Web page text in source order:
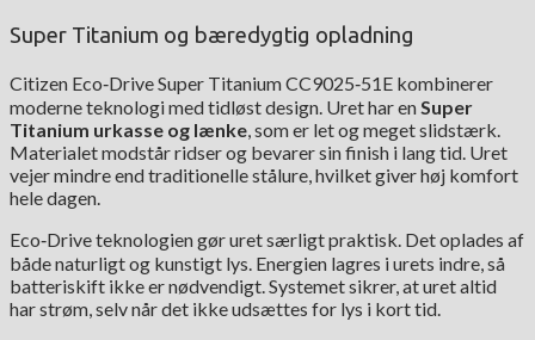
Super Titanium og bæredygtig opladning
Citizen Eco‑Drive Super Titanium CC9025‑51E kombinerer
moderne teknologi med tidløst design. Uret har en Super
Titanium urkasse og lænke , som er let og meget slidstærk.
Materialet modstår ridser og bevarer sin finish i lang tid. Uret
vejer mindre end traditionelle stålure, hvilket giver høj komfort
hele dagen.
Eco‑Drive teknologien gør uret særligt praktisk. Det oplades af
både naturligt og kunstigt lys. Energien lagres i urets indre, så
batteriskift ikke er nødvendigt. Systemet sikrer, at uret altid
har strøm, selv når det ikke udsættes for lys i kort tid.